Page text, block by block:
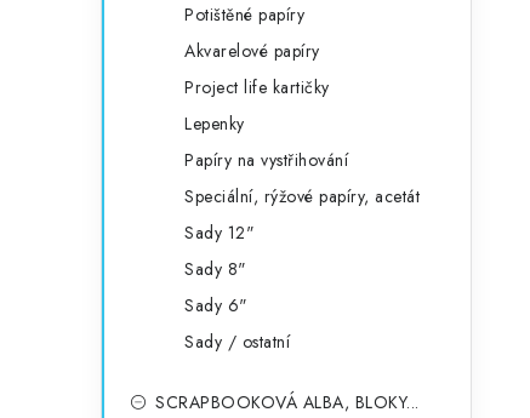
Potištěné papíry
Akvarelové papíry
Project life kartičky
Lepenky
Papíry na vystřihování
Speciální, rýžové papíry, acetát
Sady 12"
Sady 8"
Sady 6"
Sady / ostatní
SCRAPBOOKOVÁ ALBA, BLOKY...